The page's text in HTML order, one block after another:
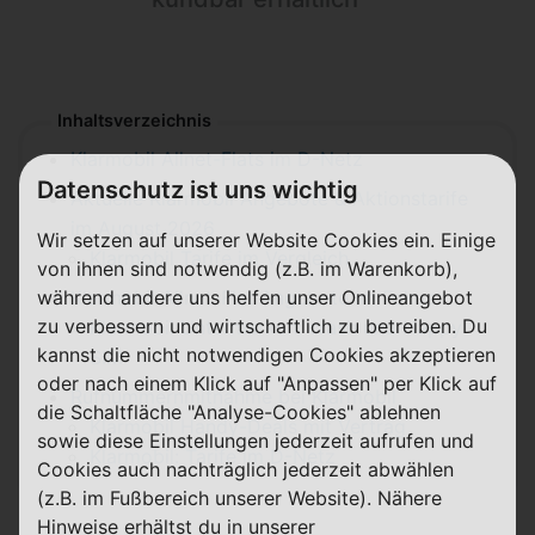
Inhaltsverzeichnis
Klarmobil Allnet-Flats im D-Netz
Aktuelle Klarmobil Angebote & Aktionstarife
im August 2026
Klarmobil Tarife im Vergleich
Klarmobil Allnet-Flat Angebote im Fokus
Klarmobil Untermarken: crash und Happy
SIM
Rufnummernmitnahme bei Klarmobil
Klarmobil Handy-Deals mit Vertrag
Klarmobil: Tarife im D-Netz
Datenschutz ist uns wichtig
Wir setzen auf unserer Website Cookies ein. Einige
von ihnen sind notwendig (z.B. im Warenkorb),
während andere uns helfen unser Onlineangebot
zu verbessern und wirtschaftlich zu betreiben. Du
kannst die nicht notwendigen Cookies akzeptieren
oder nach einem Klick auf "Anpassen" per Klick auf
die Schaltfläche "Analyse-Cookies" ablehnen
sowie diese Einstellungen jederzeit aufrufen und
Cookies auch nachträglich jederzeit abwählen
(z.B. im Fußbereich unserer Website). Nähere
Hinweise erhältst du in unserer